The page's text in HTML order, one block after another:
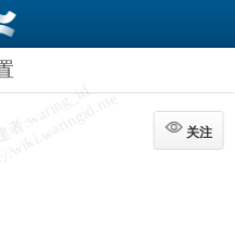
关注
关注